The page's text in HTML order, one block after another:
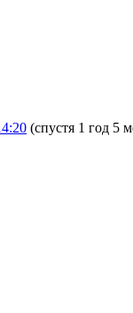
(спустя 1 год 5